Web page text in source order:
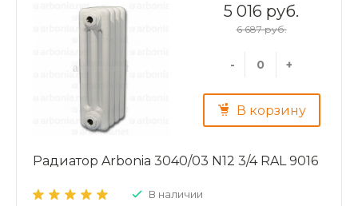
5 016 руб.
6 687 руб.
- +
В корзину
Радиатор Arbonia 3040/03 N12 3/4 RAL 9016
В наличии